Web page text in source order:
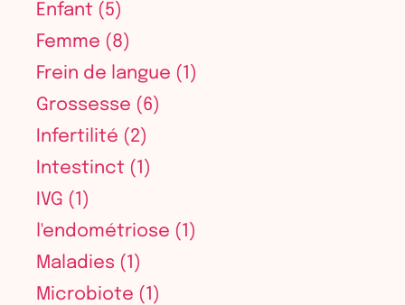
Enfant (5)
Femme (8)
Frein de langue (1)
Grossesse (6)
Infertilité (2)
Intestinct (1)
IVG (1)
l'endométriose (1)
Maladies (1)
Microbiote (1)